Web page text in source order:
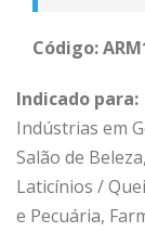
Código:
Indicado para:
Indústrias em
Salão de
Laticínios /
e Pecuária,